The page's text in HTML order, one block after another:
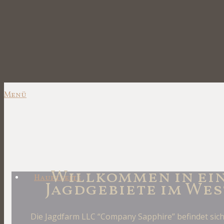
Menü
Hauptseite
Willkommen in
Jagdgebiete im
Die Jagdfarm LLC “Company Sapphire” befindet